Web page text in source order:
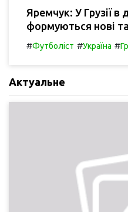
Яремчук: У Грузії
формуються нові
#Футболіст #Україна #
Актуальне